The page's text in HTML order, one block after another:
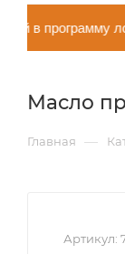
в программу
Масло
Главная —
Артикул: